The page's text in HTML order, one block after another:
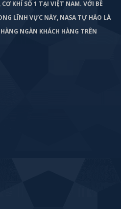
KHÍ SỐ 1 TẠI VIỆT NAM. VỚI BỀ
LĨNH VỰC NÀY, NASA TỰ HÀO LÀ
NGÀN KHÁCH HÀNG TRÊN